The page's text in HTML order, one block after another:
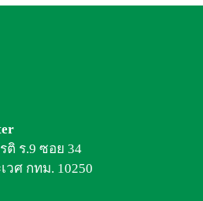
ติ ร.9 ซอย 34
ศ กทม. 10250